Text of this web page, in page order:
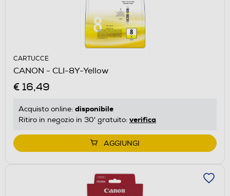
CARTUCCE
CANON - CLI-8Y-Yellow
€ 16,49
Acquisto online: disponibile
Ritiro in negozio in 30' gratuito: verifica
AGGIUNGI